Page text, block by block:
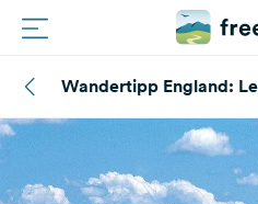
Wandertipp England: